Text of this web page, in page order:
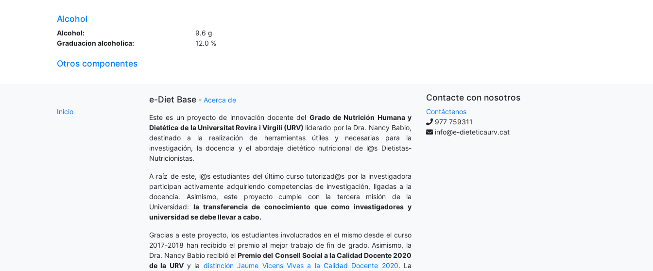
Alcohol
Alcohol: 9.6 g
Graduacion alcoholica:
12.0 %
Otros componentes
Inicio
e-Diet Base - Acerca de
Este es un proyecto de innovación docente del Grado de Nutrición Humana y
Dietética de la Universitat Rovira i Virgili (URV) liderado por la Dra. Nancy Babio,
destinado a la realización de herramientas útiles y necesarias para la
investigación, la docencia y el abordaje dietético nutricional de l@s Dietistas-
Nutricionistas.
A raíz de este, l@s estudiantes del último curso tutorizad@s por la investigadora
participan activamente adquiriendo competencias de investigación, ligadas a la
docencia. Asimismo, este proyecto cumple con la tercera misión de la
Universidad:la transferencia de conocimiento que como investigadores y
universidad se debe llevar a cabo.
Gracias a este proyecto, los estudiantes involucrados en el mismo desde el curso
2017-2018 han recibido el premio al mejor trabajo de fin de grado. Asimismo, la
Dra. Nancy Babio recibió elPremio del Consell Social a la Calidad Docente 2020
de la URVy la distinción Jaume Vicens Vives a la Calidad Docente 2020. La
Contacte con nosotros
Contáctenos
977 759311
info@e-dieteticaurv.cat